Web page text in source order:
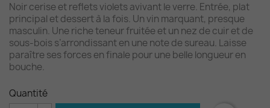
Noir cerise et reflets violets avivant le verre. Entrée, plat
principal et dessert à la fois. Un vin marquant, presque
masculin. Une riche teneur fruitée et un nez de cuir et de
sous-bois s’arrondissant en une note de sureau. Laisse
paraître ses forces en finale pour une belle longueur en
bouche.
Quantité